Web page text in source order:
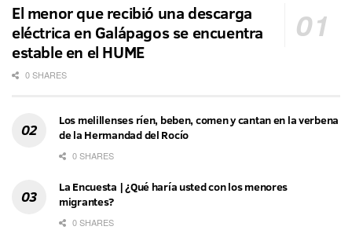
El menor que recibió una descarga
eléctrica en Galápagos se encuentra
estable en el HUME
0 SHARES
Los melillenses ríen, beben, comen y cantan en la verbena
de la Hermandad del Rocío
0 SHARES
La Encuesta | ¿Qué haría usted con los menores
migrantes?
0 SHARES